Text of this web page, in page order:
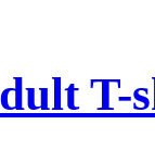
T-